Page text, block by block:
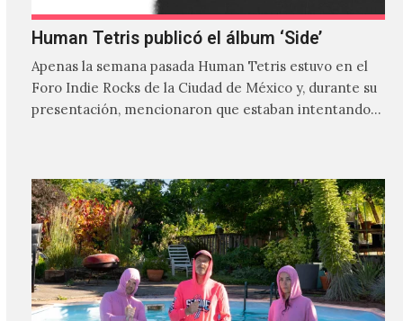
Human Tetris publicó el álbum ‘Side’
Apenas la semana pasada Human Tetris estuvo en el
Foro Indie Rocks de la Ciudad de México y, durante su
presentación, mencionaron que estaban intentando…